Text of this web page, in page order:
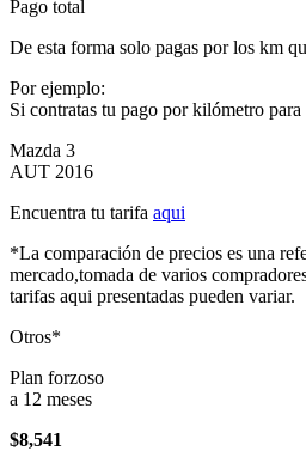
Pago total
De esta forma solo pagas por los km
Por ejemplo:
Si contratas tu pago por kilómetro para
Mazda 3
AUT 2016
Encuentra tu tarifa aqui
*La comparación de precios es una
mercado,tomada de varios
tarifas aqui presentadas pueden variar.
Otros*
Plan forzoso
a 12 meses
$8,541